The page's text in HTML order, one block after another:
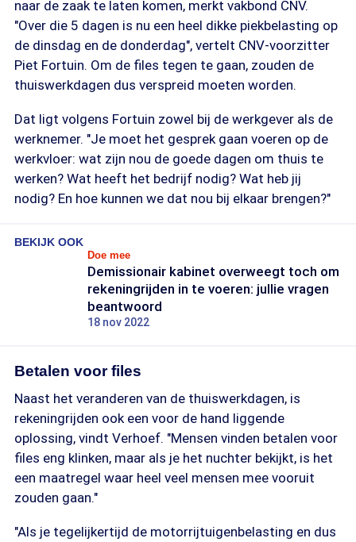
naar de zaak te laten komen, merkt vakbond CNV.
"Over die 5 dagen is nu een heel dikke piekbelasting op
de dinsdag en de donderdag", vertelt CNV-voorzitter
Piet Fortuin. Om de files tegen te gaan, zouden de
thuiswerkdagen dus verspreid moeten worden.
Dat ligt volgens Fortuin zowel bij de werkgever als de
werknemer. "Je moet het gesprek gaan voeren op de
werkvloer: wat zijn nou de goede dagen om thuis te
werken? Wat heeft het bedrijf nodig? Wat heb jij
nodig? En hoe kunnen we dat nou bij elkaar brengen?"
BEKIJK OOK
Doe mee
Demissionair kabinet overweegt toch om
rekeningrijden in te voeren: jullie vragen
beantwoord
18 nov 2022
Betalen voor files
Naast het veranderen van de thuiswerkdagen, is
rekeningrijden ook een voor de hand liggende
oplossing, vindt Verhoef. "Mensen vinden betalen voor
files eng klinken, maar als je het nuchter bekijkt, is het
een maatregel waar heel veel mensen mee vooruit
zouden gaan."
"Als je tegelijkertijd de motorrijtuigenbelasting en dus